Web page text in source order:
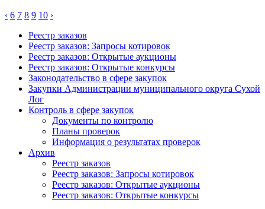
‹ 6 7 8 9 10 ›
Реестр заказов
Реестр заказов: Запросы котировок
Реестр заказов: Открытые аукционы
Реестр заказов: Открытые конкурсы
Законодательство в сфере закупок
Закупки Администрации муниципального округа Сухой
Лог
Контроль в сфере закупок
Документы по контролю
Планы проверок
Информация о результатах проверок
Архив
Реестр заказов
Реестр заказов: Запросы котировок
Реестр заказов: Открытые аукционы
Реестр заказов: Открытые конкурсы